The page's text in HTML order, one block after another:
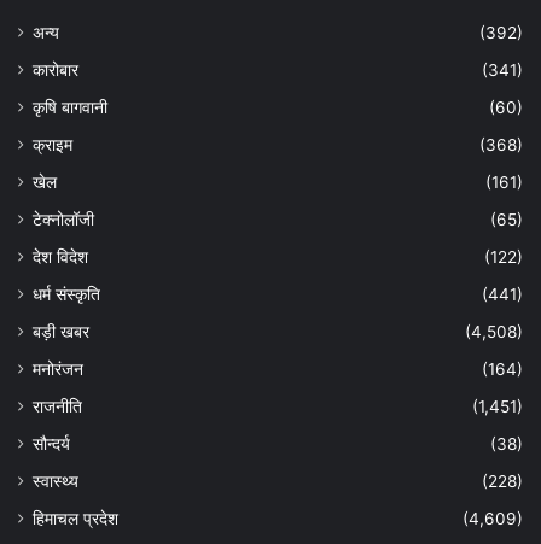
अन्य
(392)
कारोबार
(341)
कृषि बागवानी
(60)
क्राइम
(368)
खेल
(161)
टेक्नोलॉजी
(65)
देश विदेश
(122)
धर्म संस्कृति
(441)
बड़ी खबर
(4,508)
मनोरंजन
(164)
राजनीति
(1,451)
सौन्दर्य
(38)
स्वास्थ्य
(228)
हिमाचल प्रदेश
(4,609)